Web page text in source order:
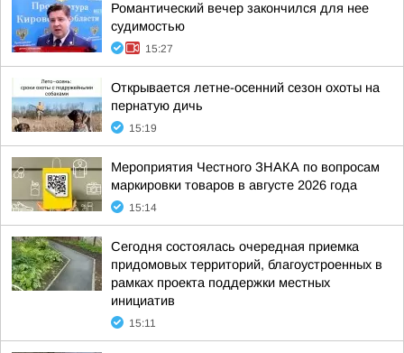
Романтический вечер закончился для нее
судимостью
15:27
Открывается летне-осенний сезон охоты на
пернатую дичь
15:19
Мероприятия Честного ЗНАКА по вопросам
маркировки товаров в августе 2026 года
15:14
Сегодня состоялась очередная приемка
придомовых территорий, благоустроенных в
рамках проекта поддержки местных
инициатив
15:11